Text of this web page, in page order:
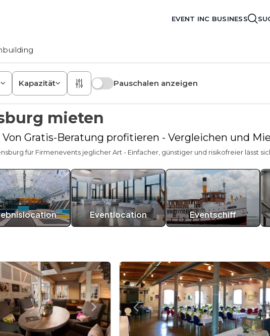
EVENT INC BUSINESS
Kapazität Pauschalen anzeigen
mieten
Gratis-Beratung profitieren - Vergleichen und
für Firmenevents jeglicher Art - Einfacher, günstiger und risikofreier lässt
Eventlocation Eventschiff